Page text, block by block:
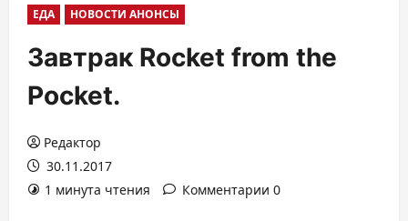
ЕДА НОВОСТИ АНОНСЫ
Завтрак Rocket from the
Pocket.
Редактор
30.11.2017
1 минута чтения
Комментарии 0